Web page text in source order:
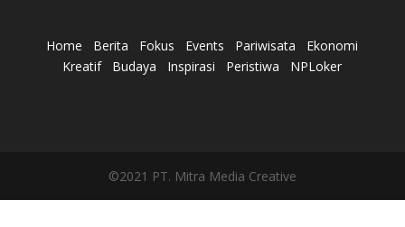
Home Berita Fokus Events Pariwisata
Ekonomi
Kreatif
Budaya Inspirasi Peristiwa NPLoker
©2021 PT. Mitra Media Creative